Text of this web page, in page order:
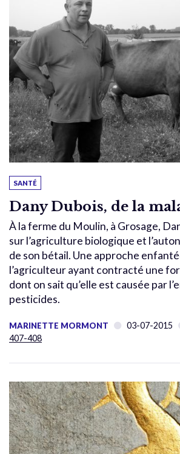
SANTÉ
Dany Dubois, de la
À la ferme du Moulin, à Grosage,
sur l’agriculture biologique et
de son bétail. Une approche
l’agriculteur ayant contracté une
dont on sait qu’elle est causée par
pesticides.
MARINETTE MORMONT 03-07-2015
407-408